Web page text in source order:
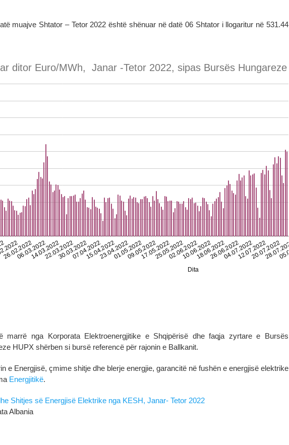
muajve Shtator – Tetor 2022 është shënuar në datë 06 Shtator i llogaritur në 531.44
marrë nga Korporata Elektroenergjitike e Shqipërisë dhe faqja zyrtare e Bursës
HUPX shërben si bursë referencë për rajonin e Ballkanit.
e Energjisë, çmime shitje dhe blerje energjie, garancitë në fushën e energjisë elektrike
Energjitikë.
Shitjes së Energjisë Elektrike nga KESH, Janar- Tetor 2022
Albania